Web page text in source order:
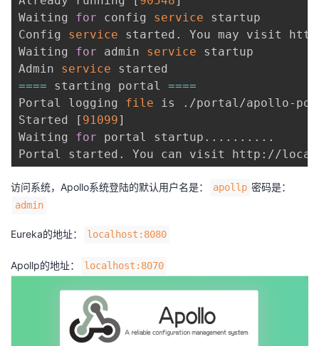
Waiting for config service startup
Config service started. You may visit
Waiting for admin service startup
Admin service
==== starting portal ====
Portal logging file is ./portal/apollo-
Started
[ 91099]
Waiting for portal startup .. .. .. .. ..
Portal started. You can visit http://
访问系统，Apollo系统登陆的默认用户名是： apollp 密码是：
admin
Eureka的地址： localhost:8080
Apollp的地址： localhost:8070